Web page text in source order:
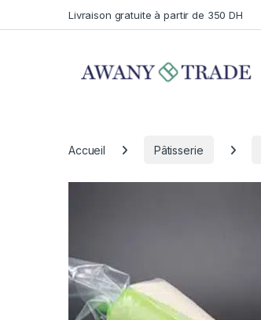
Livraison gratuite à partir de 350 DH
Accueil Pâtisserie